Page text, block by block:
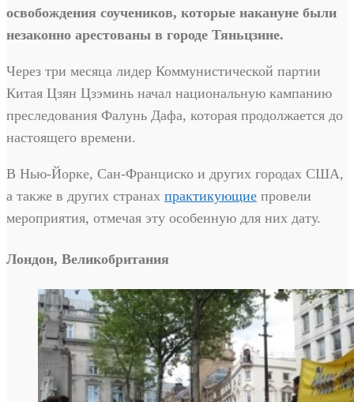
освобождения соучеников, которые накануне были
незаконно арестованы в городе Тяньцзине.
Через три месяца лидер Коммунистической партии
Китая Цзян Цзэминь начал национальную кампанию
преследования Фалунь Дафа, которая продолжается до
настоящего времени.
В Нью-Йорке, Сан-Франциско и других городах США,
а также в других странах практикующие провели
мероприятия, отмечая эту особенную для них дату.
Лондон, Великобритания